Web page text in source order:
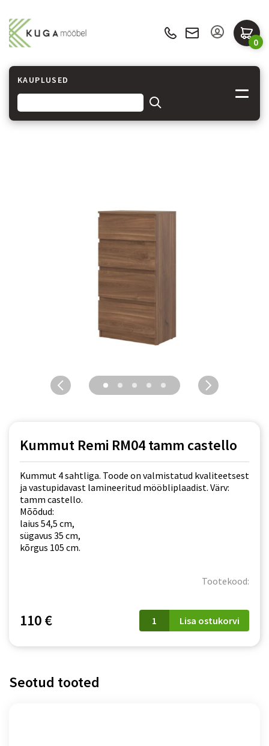
0
KAUPLUSED
Kummut Remi RM04 tamm castello
Kummut 4 sahtliga. Toode on valmistatud kvaliteetsest
ja vastupidavast lamineeritud mööbliplaadist. Värv:
tamm castello.
Mõõdud:
laius 54,5 cm,
sügavus 35 cm,
kõrgus 105 cm.
Tootekood:
110 €
Kummut
Remi
tamm
Lisa ostukorvi
Seotud tooted